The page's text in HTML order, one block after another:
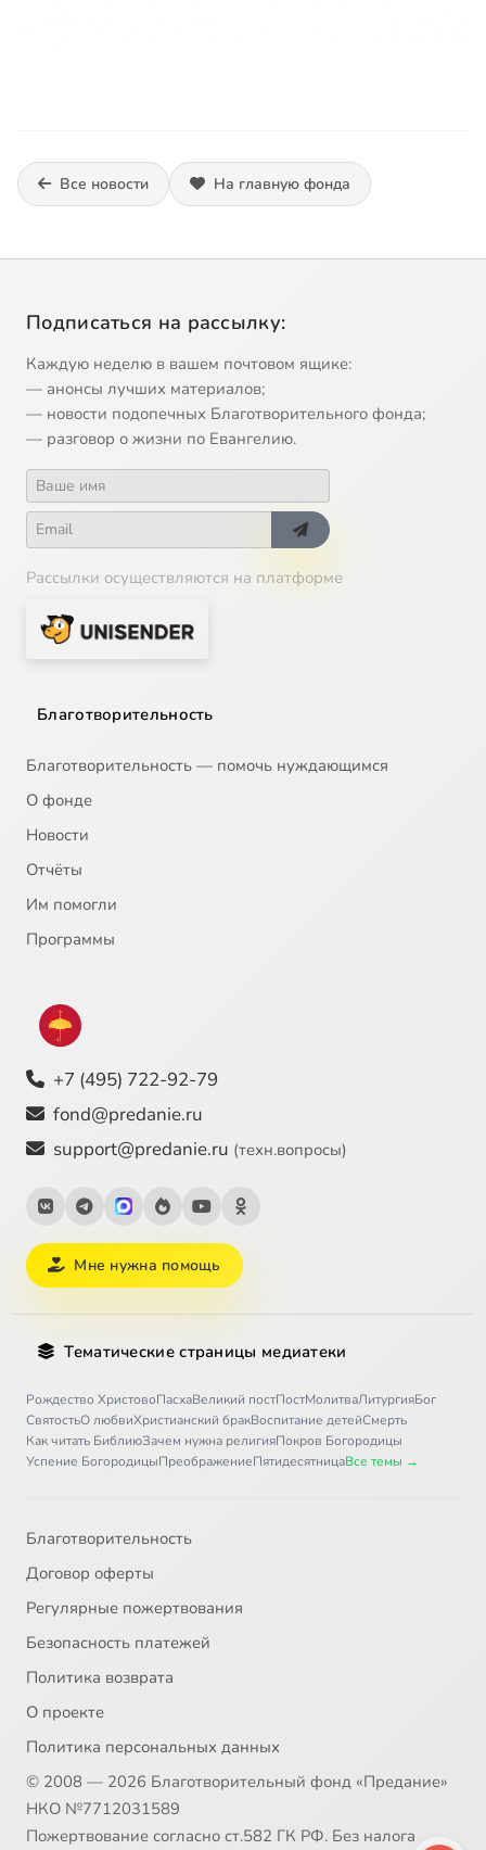
Все новости На главную фонда
Подписаться на рассылку:
Каждую неделю в вашем почтовом ящике:
— анонсы лучших материалов;
— новости подопечных Благотворительного фонда;
— разговор о жизни по Евангелию.
Рассылки осуществляются на платформе
Благотворительность
Благотворительность — помочь нуждающимся
О фонде
Новости
Отчёты
Им помогли
Программы
+7 (495) 722-92-79
fond@predanie.ru
support@predanie.ru (техн.вопросы)
Мне нужна помощь
Тематические страницы медиатеки
Рождество ХристовоПасхаВеликий постПостМолитваЛитургияБог
СвятостьО любвиХристианский бракВоспитание детейСмерть
Как читать БиблиюЗачем нужна религияПокров Богородицы
Успение БогородицыПреображениеПятидесятницаВсе темы →
Благотворительность
Договор оферты
Регулярные пожертвования
Безопасность платежей
Политика возврата
О проекте
Политика персональных данных
© 2008 — 2026 Благотворительный фонд «Предание»
НКО №7712031589
Пожертвование согласно ст.582 ГК РФ. Без налога